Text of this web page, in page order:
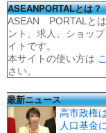
ASEANPORTALとは？
ASEAN PORTALと
ント、求人、ショッ
イトです。
本サイトの使い方は
さい。
最新ニュース
高市政権
人口基金